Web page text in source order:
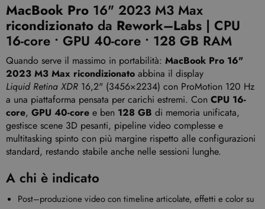
MacBook Pro 16" 2023 M3 Max
ricondizionato da Rework–Labs | CPU
16-core • GPU 40-core • 128 GB RAM
Quando serve il massimo in portabilità: MacBook Pro 16"
2023 M3 Max ricondizionato abbina il display
Liquid Retina XDR 16,2" (3456×2234) con ProMotion 120 Hz
a una piattaforma pensata per carichi estremi. Con CPU 16-
core, GPU 40-core e ben 128 GB di memoria unificata,
gestisce scene 3D pesanti, pipeline video complesse e
multitasking spinto con più margine rispetto alle configurazioni
standard, restando stabile anche nelle sessioni lunghe.
A chi è indicato
Post–produzione video con timeline articolate, effetti e color su